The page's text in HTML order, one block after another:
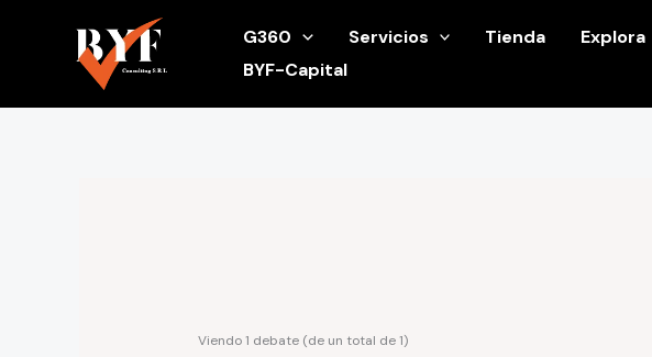
G360 Servicios Tienda Explora
BYF-Capital
Viendo 1 debate (de un total de 1)